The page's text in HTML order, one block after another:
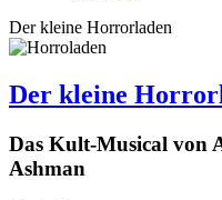
Der kleine Horrorladen
Der kleine
Das Kult-Musical von
Ashman